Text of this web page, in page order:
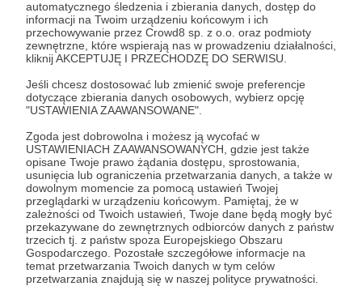
automatycznego śledzenia i zbierania danych, dostęp do
informacji na Twoim urządzeniu końcowym i ich
przechowywanie przez Crowd8 sp. z o.o. oraz podmioty
zewnętrzne, które wspierają nas w prowadzeniu działalności,
kliknij AKCEPTUJĘ I PRZECHODZĘ DO SERWISU.
Jeśli chcesz dostosować lub zmienić swoje preferencje
dotyczące zbierania danych osobowych, wybierz opcję
"USTAWIENIA ZAAWANSOWANE".
Zgoda jest dobrowolna i możesz ją wycofać w
USTAWIENIACH ZAAWANSOWANYCH, gdzie jest także
opisane Twoje prawo żądania dostępu, sprostowania,
usunięcia lub ograniczenia przetwarzania danych, a także w
dowolnym momencie za pomocą ustawień Twojej
przeglądarki w urządzeniu końcowym. Pamiętaj, że w
zależności od Twoich ustawień, Twoje dane będą mogły być
przekazywane do zewnętrznych odbiorców danych z państw
trzecich tj. z państw spoza Europejskiego Obszaru
Gospodarczego. Pozostałe szczegółowe informacje na
temat przetwarzania Twoich danych w tym celów
przetwarzania znajdują się w naszej polityce prywatności.
* Zapoznałem się i akceptujęRegulaminserwisu oraz
* Wyrażam zgodę na przetwarzanie moich danych
osobowych podanych w formularzu rejestracyjnym w celu
prawidłowego świadczenia usług serwisu Patronite.
Wyrażam zgodę na otrzymywanie drogą elektroniczną
informacji handlowych - newslettera. Opcja ta może zostać
zmieniona w ustawieniach konta.